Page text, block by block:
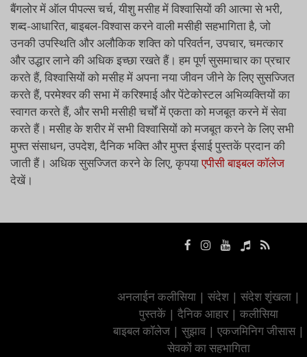
बैंगलोर में ऑल पीपल्स चर्च, यीशु मसीह में विश्वासियों की आत्मा से भरी,
शब्द-आधारित, बाइबल-विश्वास करने वाली मसीही सहभागिता है, जो
उनकी उपस्थिति और अलौकिक शक्ति को परिवर्तन, उपचार, चमत्कार
और उद्धार लाने की अधिक इच्छा रखते हैं। हम पूर्ण सुसमाचार का प्रचार
करते हैं, विश्वासियों को मसीह में अपना नया जीवन जीने के लिए सुसज्जित
करते हैं, परमेश्वर की सभा में करिश्माई और पेंटेकोस्टल अभिव्यक्तियों का
स्वागत करते हैं, और सभी मसीही चर्चों में एकता को मजबूत करने में सेवा
करते हैं। मसीह के शरीर में सभी विश्वासियों को मजबूत करने के लिए सभी
मुफ्त संसाधन, उपदेश, दैनिक भक्ति और मुफ्त ईसाई पुस्तकें प्रदान की
जाती हैं। अधिक सुसज्जित करने के लिए, कृपयाएपीसी बाइबल कॉलेज
देखें।
अनलाईन कलीसिया | संदेश | संदेश शृंखला |
पुस्तकें | दैनिक आहार | कलीसिया
बाइबल कॉलेज | सुझाव | एकजमिनिग जीसास |
सेवकों का सहभागिता